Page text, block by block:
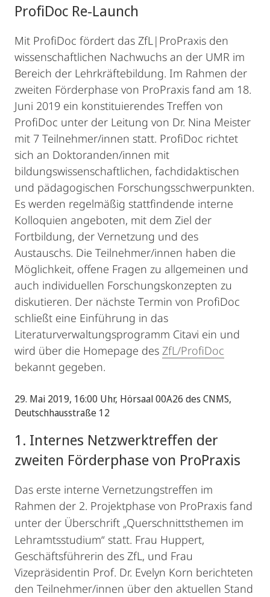
ProfiDoc Re-Launch
Mit ProfiDoc fördert das ZfL|ProPraxis den
wissenschaftlichen Nachwuchs an der UMR im
Bereich der Lehrkräftebildung. Im Rahmen der
zweiten Förderphase von ProPraxis fand am 18.
Juni 2019 ein konstituierendes Treffen von
ProfiDoc unter der Leitung von Dr. Nina Meister
mit 7 Teilnehmer/innen statt. ProfiDoc richtet
sich an Doktoranden/innen mit
bildungswissenschaftlichen, fachdidaktischen
und pädagogischen Forschungsschwerpunkten.
Es werden regelmäßig stattfindende interne
Kolloquien angeboten, mit dem Ziel der
Fortbildung, der Vernetzung und des
Austauschs. Die Teilnehmer/innen haben die
Möglichkeit, offene Fragen zu allgemeinen und
auch individuellen Forschungskonzepten zu
diskutieren. Der nächste Termin von ProfiDoc
schließt eine Einführung in das
Literaturverwaltungsprogramm Citavi ein und
wird über die Homepage des ZfL/ProfiDoc
bekannt gegeben.
29. Mai 2019, 16:00 Uhr, Hörsaal 00A26 des CNMS,
Deutschhausstraße 12
1. Internes Netzwerktreffen der
zweiten Förderphase von ProPraxis
Das erste interne Vernetzungstreffen im
Rahmen der 2. Projektphase von ProPraxis fand
unter der Überschrift „Querschnittsthemen im
Lehramtsstudium“ statt. Frau Huppert,
Geschäftsführerin des ZfL, und Frau
Vizepräsidentin Prof. Dr. Evelyn Korn berichteten
den Teilnehmer/innen über den aktuellen Stand